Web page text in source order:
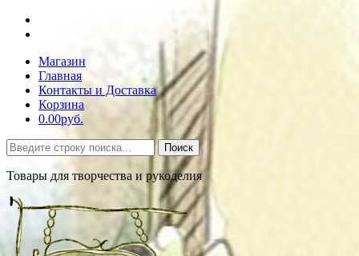
Магазин
Главная
Контакты и Доставка
Корзина
0.00руб.
Поиск
Товары для творчества и рукоделия